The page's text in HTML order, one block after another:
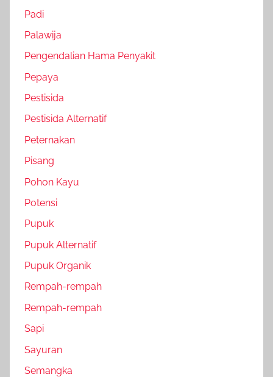
Padi
Palawija
Pengendalian Hama Penyakit
Pepaya
Pestisida
Pestisida Alternatif
Peternakan
Pisang
Pohon Kayu
Potensi
Pupuk
Pupuk Alternatif
Pupuk Organik
Rempah-rempah
Rempah-rempah
Sapi
Sayuran
Semangka